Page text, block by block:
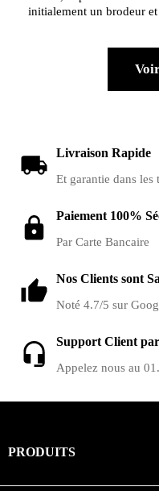
initialement un brodeur
Livraison Rapide
Et garantie dans les
Paiement 100%
Par Carte Bancaire
Nos Clients sont
Noté 4.7/5 sur
Support Client
Appelez nous au
PRODUITS